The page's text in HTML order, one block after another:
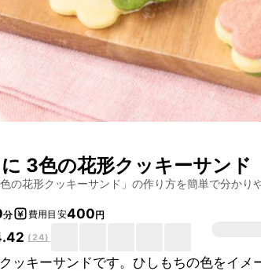
3色の花形クッキーサンド
の花形クッキーサンド 」の作り方を簡単で分かり
分 費用目安400円
(24)
ッキーサンドです。ひしもちの色をイメ